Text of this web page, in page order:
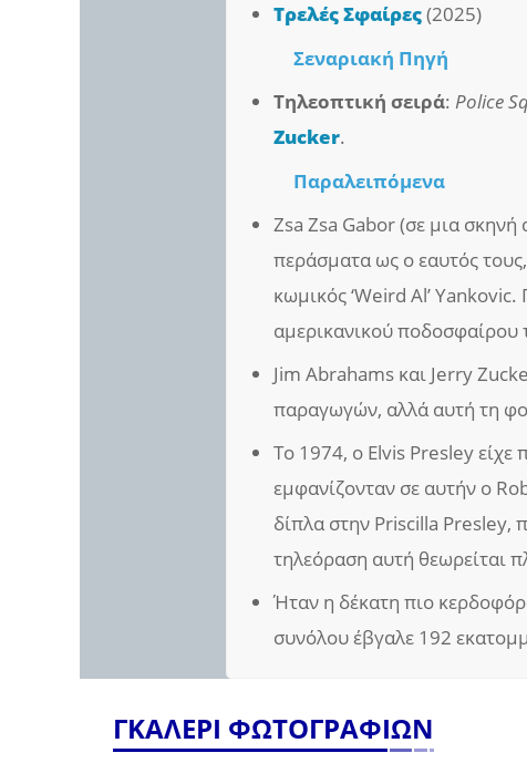
Τρελές Σφαίρες(2025)
Σεναριακή Πηγή
Τηλεοπτική σειρά:Police
Zucker.
Παραλειπόμενα
Zsa Zsa Gabor (σε μια
περάσματα ως ο εαυτός
κωμικός ‘Weird Al’
αμερικανικού ποδοσφαίρου
Jim Abrahams και Jerry
παραγωγών, αλλά αυτή τη
Το 1974, ο Elvis Presley είχε
εμφανίζονταν σε αυτήν ο
δίπλα στην Priscilla Presley,
τηλεόραση αυτή θεωρείται
Ήταν η δέκατη πιο
συνόλου έβγαλε 192
ΓΚΑΛΕΡΙ ΦΩΤΟΓΡΑΦΙΩΝ